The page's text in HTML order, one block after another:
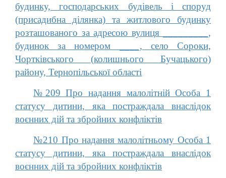
будинку, господарських будівель і споруд
(присадибна ділянка) та житлового будинку
розташованого за адресою вулиця _________,
будинок за номером ____, село Сороки,
Чортківського (колишнього Бучацького)
району, Тернопільської області
№209 Про надання малолітній Особа 1
статусу дитини, яка постраждала внаслідок
воєнних дій та збройних конфліктів
№210 Про надання малолітньому Особа 1
статусу дитини, яка постраждала внаслідок
воєнних дій та збройних конфліктів